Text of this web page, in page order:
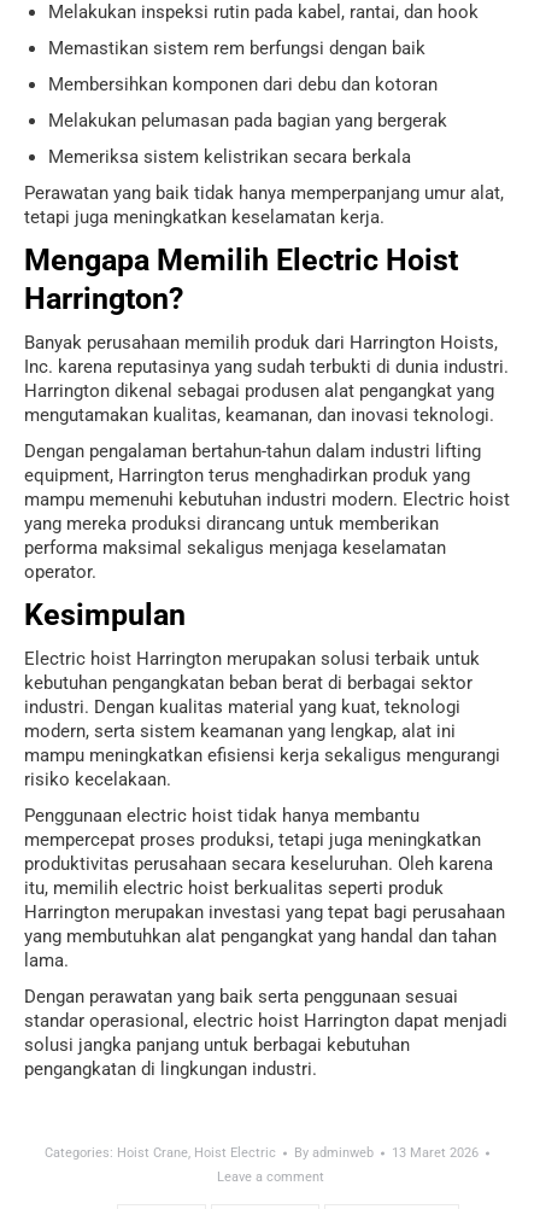
Melakukan inspeksi rutin pada kabel, rantai, dan hook
Memastikan sistem rem berfungsi dengan baik
Membersihkan komponen dari debu dan kotoran
Melakukan pelumasan pada bagian yang bergerak
Memeriksa sistem kelistrikan secara berkala
Perawatan yang baik tidak hanya memperpanjang umur alat,
tetapi juga meningkatkan keselamatan kerja.
Mengapa Memilih Electric Hoist
Harrington?
Banyak perusahaan memilih produk dari Harrington Hoists,
Inc. karena reputasinya yang sudah terbukti di dunia industri.
Harrington dikenal sebagai produsen alat pengangkat yang
mengutamakan kualitas, keamanan, dan inovasi teknologi.
Dengan pengalaman bertahun-tahun dalam industri lifting
equipment, Harrington terus menghadirkan produk yang
mampu memenuhi kebutuhan industri modern. Electric hoist
yang mereka produksi dirancang untuk memberikan
performa maksimal sekaligus menjaga keselamatan
operator.
Kesimpulan
Electric hoist Harrington merupakan solusi terbaik untuk
kebutuhan pengangkatan beban berat di berbagai sektor
industri. Dengan kualitas material yang kuat, teknologi
modern, serta sistem keamanan yang lengkap, alat ini
mampu meningkatkan efisiensi kerja sekaligus mengurangi
risiko kecelakaan.
Penggunaan electric hoist tidak hanya membantu
mempercepat proses produksi, tetapi juga meningkatkan
produktivitas perusahaan secara keseluruhan. Oleh karena
itu, memilih electric hoist berkualitas seperti produk
Harrington merupakan investasi yang tepat bagi perusahaan
yang membutuhkan alat pengangkat yang handal dan tahan
lama.
Dengan perawatan yang baik serta penggunaan sesuai
standar operasional, electric hoist Harrington dapat menjadi
solusi jangka panjang untuk berbagai kebutuhan
pengangkatan di lingkungan industri.
Categories: Hoist Crane, Hoist Electric By adminweb
13 Maret 2026
Leave a comment